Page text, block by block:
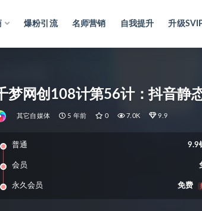
爆粉引流 名师营销 自我提升 升级
梦网创108计第56计：抖音静
其它自媒体 5 年前 0 7.0K 9.9
普通 9.9
会员
永久会员 免费